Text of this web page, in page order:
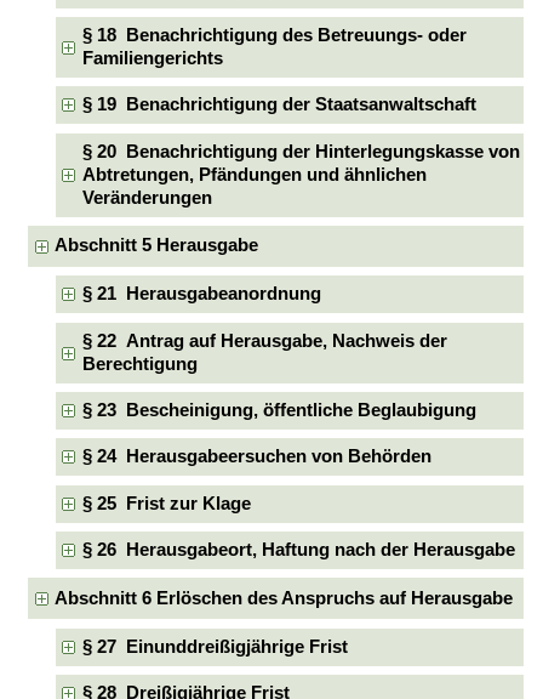
§ 18 Benachrichtigung des Betreuungs- oder
Familiengerichts
§ 19 Benachrichtigung der Staatsanwaltschaft
§ 20 Benachrichtigung der Hinterlegungskasse von
Abtretungen, Pfändungen und ähnlichen
Veränderungen
Abschnitt 5 Herausgabe
§ 21 Herausgabeanordnung
§ 22 Antrag auf Herausgabe, Nachweis der
Berechtigung
§ 23 Bescheinigung, öffentliche Beglaubigung
§ 24 Herausgabeersuchen von Behörden
§ 25 Frist zur Klage
§ 26 Herausgabeort, Haftung nach der Herausgabe
Abschnitt 6 Erlöschen des Anspruchs auf Herausgabe
§ 27 Einunddreißigjährige Frist
§ 28 Dreißigjährige Frist